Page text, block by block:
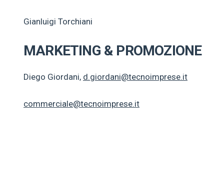
Gianluigi Torchiani
MARKETING & PROMOZIONE
Diego Giordani, d.giordani@tecnoimprese.it
commerciale@tecnoimprese.it